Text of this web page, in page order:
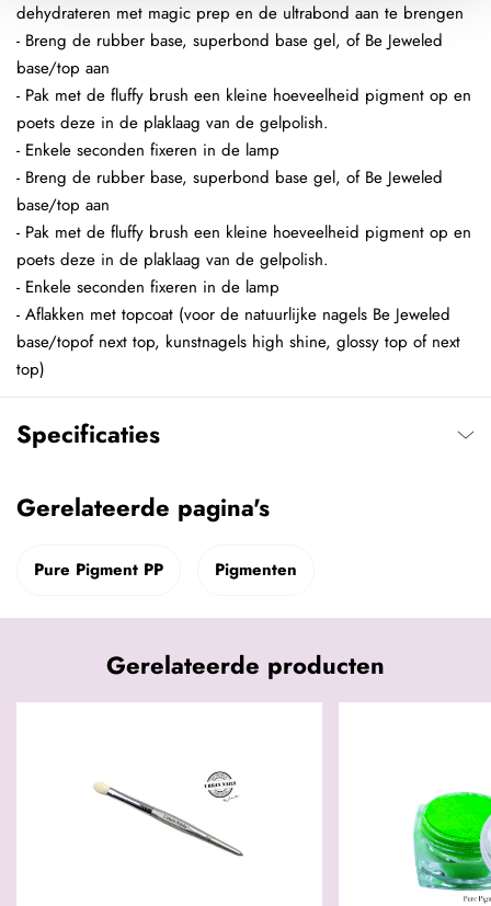
dehydrateren met magic prep en de ultrabond aan te brengen
- Breng de rubber base, superbond base gel, of Be Jeweled
base/top aan
- Pak met de fluffy brush een kleine hoeveelheid pigment op en
poets deze in de plaklaag van de gelpolish.
- Enkele seconden fixeren in de lamp
- Breng de rubber base, superbond base gel, of Be Jeweled
base/top aan
- Pak met de fluffy brush een kleine hoeveelheid pigment op en
poets deze in de plaklaag van de gelpolish.
- Enkele seconden fixeren in de lamp
- Aflakken met topcoat (voor de natuurlijke nagels Be Jeweled
base/topof next top, kunstnagels high shine, glossy top of next
top)
Specificaties
Gerelateerde pagina's
Pure Pigment PP Pigmenten
Gerelateerde producten